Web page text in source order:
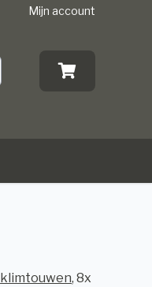
Mijn account
klimtouwen, 8x